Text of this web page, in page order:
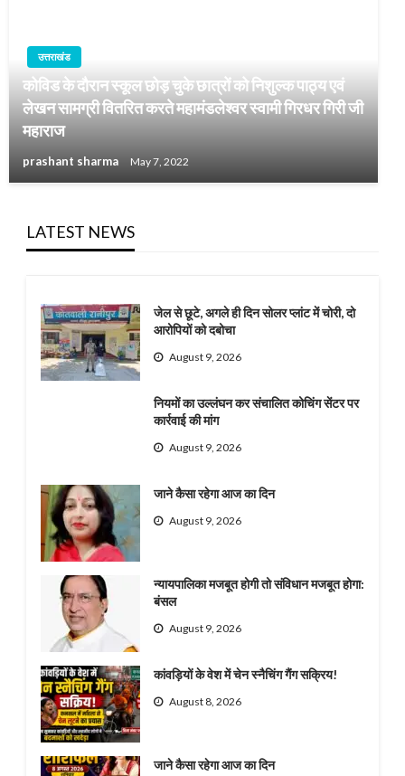
उत्तराखंड
कोविड के दौरान स्कूल छोड़ चुके छात्रों को निशुल्क पाठ्य एवं
लेखन सामग्री वितरित करते महामंडलेश्वर स्वामी गिरधर गिरी जी
महाराज
prashant sharma May 7, 2022
LATEST NEWS
जेल से छूटे, अगले ही दिन सोलर प्लांट में चोरी, दो
आरोपियों को दबोचा
August 9, 2026
नियमों का उल्लंघन कर संचालित कोचिंग सेंटर पर
कार्रवाई की मांग
August 9, 2026
जाने कैसा रहेगा आज का दिन
August 9, 2026
न्यायपालिका मजबूत होगी तो संविधान मजबूत होगा:
बंसल
August 9, 2026
कांवड़ियों के वेश में चेन स्नैचिंग गैंग सक्रिय!
August 8, 2026
जाने कैसा रहेगा आज का दिन